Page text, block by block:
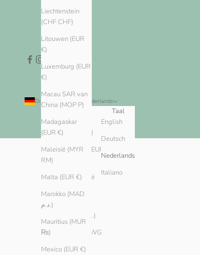
Liechtenstein
(CHF CHF)
Litouwen (EUR
€)
Luxemburg (EUR
€)
Macau SAR van
China (MOP P)
Madagaskar
(EUR €)
Maleisië (MYR
RM)
Malta (EUR €)
Marokko (MAD
د.م.)
Mauritius (MUR
₨)
Mexico (EUR €)
Duitsland (EUR €)
Land
Algerije
(DZD د.ج)
Andorra (EUR
Argentinië
(AMD դր.)
Aruba (AWG
Nederlands
Taal
English
Deutsch
Nederlands
Italiano